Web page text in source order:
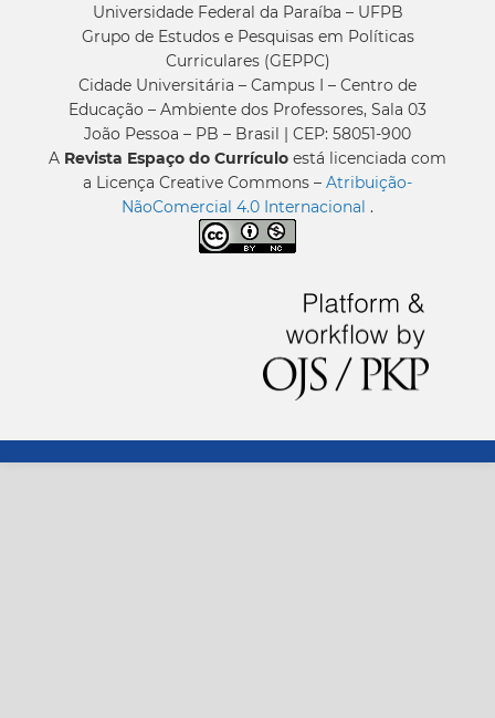
Universidade Federal da Paraíba – UFPB
Grupo de Estudos e Pesquisas em Políticas
Curriculares (GEPPC)
Cidade Universitária – Campus I – Centro de
Educação – Ambiente dos Professores, Sala 03
João Pessoa – PB – Brasil | CEP: 58051-900
A Revista Espaço do Currículo está licenciada com
a Licença Creative Commons – Atribuição-
NãoComercial 4.0 Internacional .